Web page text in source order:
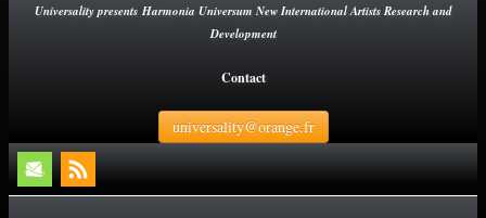
Universality presents Harmonia Universum New International Artists Research and
Development
Contact
universality@orange.fr